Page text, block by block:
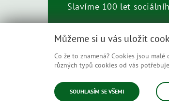
Slavíme 100 let
© Česká správa sociálního
Můžeme si u vás uložit
Co že to znamená? Cookies jsou
různých typů cookies od vás
SOUHLASÍM SE VŠEMI